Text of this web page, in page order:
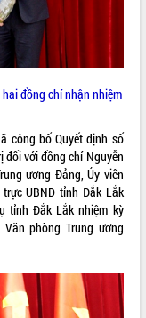
đồng chí nhận nhiệm
công bố Quyết định số
đối với đồng chí Nguyễn
ương Đảng, Ủy viên
UBND tỉnh Đắk Lắk
tỉnh Đắk Lắk nhiệm kỳ
phòng Trung ương